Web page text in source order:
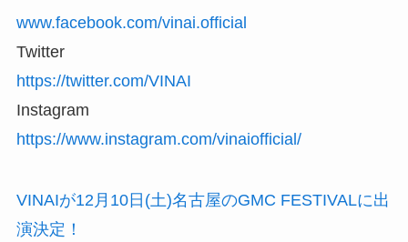
www.facebook.com/vinai.official
Twitter
https://twitter.com/VINAI
Instagram
https://www.instagram.com/vinaiofficial/
VINAIが12月10日(土)名古屋のGMC FESTIVALに出
演決定！